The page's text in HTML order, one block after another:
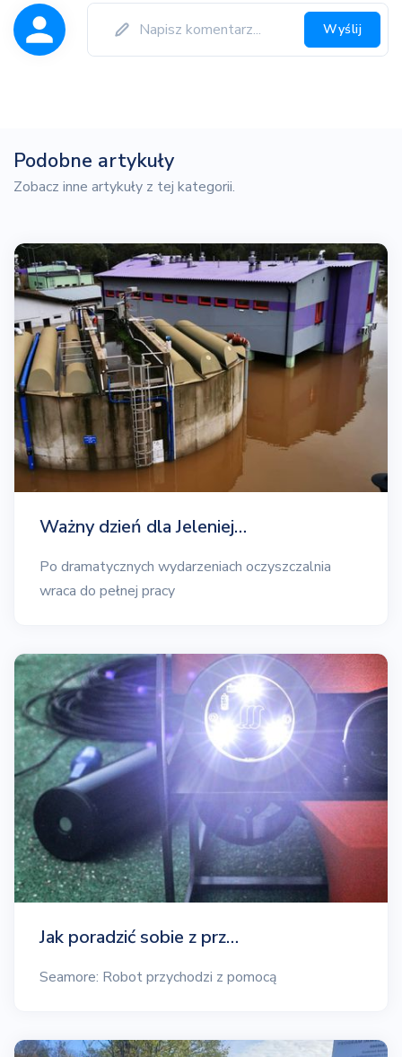
Wyślij
Podobne artykuły
Zobacz inne artykuły z tej kategorii.
Ważny dzień dla Jeleniej…
Po dramatycznych wydarzeniach oczyszczalnia
wraca do pełnej pracy
Jak poradzić sobie z prz…
Seamore: Robot przychodzi z pomocą